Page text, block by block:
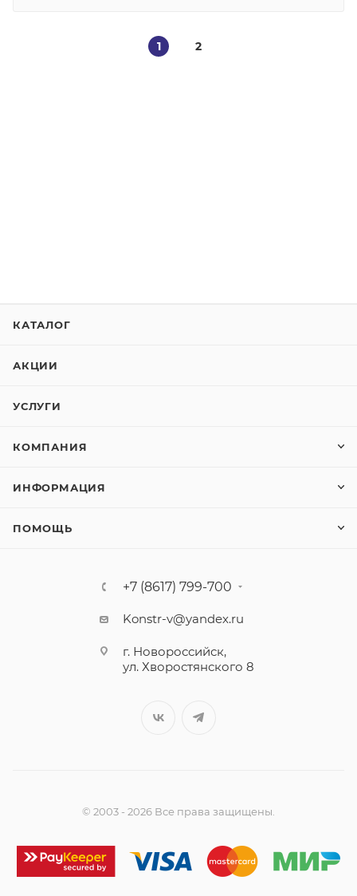
1 2
КАТАЛОГ
АКЦИИ
УСЛУГИ
КОМПАНИЯ
ИНФОРМАЦИЯ
ПОМОЩЬ
+7 (8617) 799-700
Konstr-v@yandex.ru
г. Новороссийск,
ул. Хворостянского 8
© 2003 - 2026 Все права защищены.